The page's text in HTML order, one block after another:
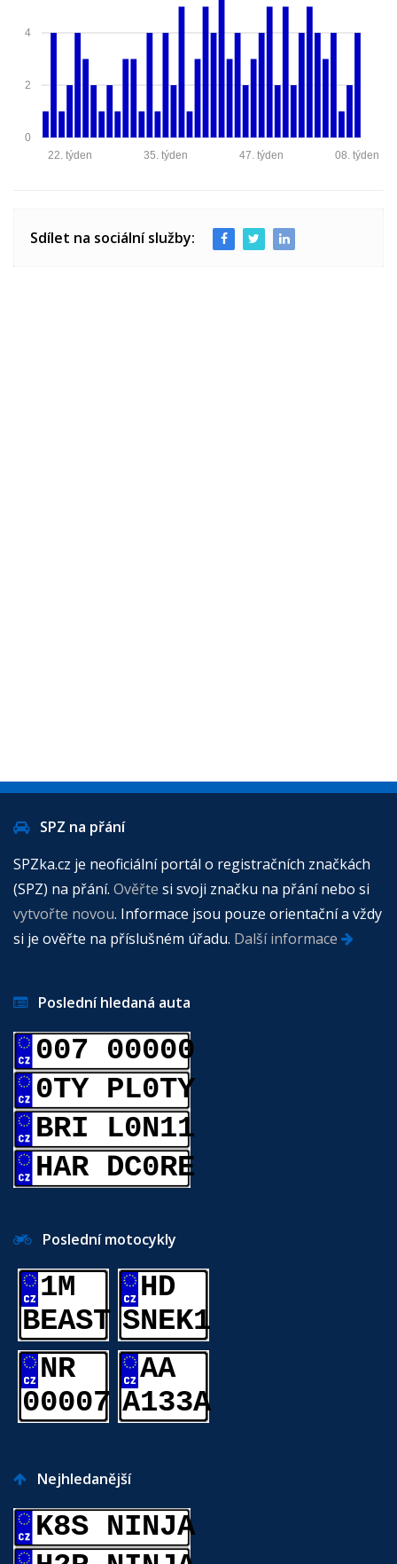
0
2
4
08. týden
47. týden
35. týden
22. týden
Sdílet na sociální služby:
SPZ na přání
SPZka.cz je neoficiální portál o registračních značkách
(SPZ) na přání. Ověřte si svoji značku na přání nebo si
vytvořte novou. Informace jsou pouze orientační a vždy
si je ověřte na příslušném úřadu. Další informace
Poslední hledaná auta
007 00000
0TY PL0TY
BRI L0N11
HAR DC0RE
Poslední motocykly
1M
BEAST
HD
SNEK1
NR
00007
AA
A133A
Nejhledanější
K8S NINJA